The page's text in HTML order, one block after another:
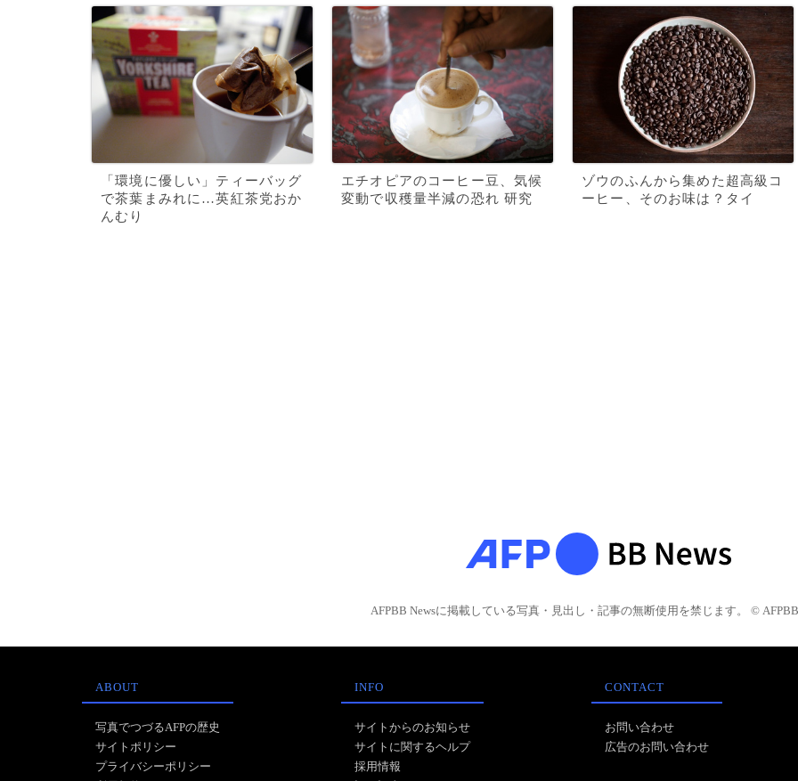
「環境に優しい」ティーバッグ
で茶葉まみれに…英紅茶党おか
んむり
エチオピアのコーヒー豆、気候
変動で収穫量半減の恐れ 研究
ゾウのふんから集めた超高級コ
ーヒー、そのお味は？タイ
AFPBB Newsに掲載している写真・見出し・記事の無断使用を禁じます。 © AFPBB
ABOUT
写真でつづるAFPの歴史
サイトポリシー
プライバシーポリシー
INFO
サイトからのお知らせ
サイトに関するヘルプ
採用情報
CONTACT
お問い合わせ
広告のお問い合わせ